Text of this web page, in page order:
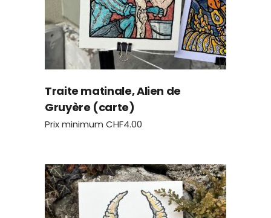
Traite matinale, Alien de
Gruyère (carte)
Prix minimum CHF4.00